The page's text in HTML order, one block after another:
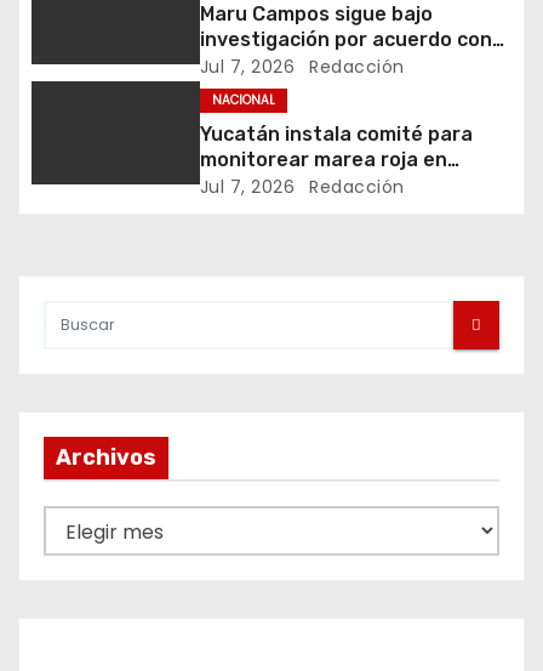
ó
a
d
Maru Campos sigue bajo
investigación por acuerdo con
agencias de EU
Jul 7, 2026 Redacción
NACIONAL
Yucatán instala comité para
monitorear marea roja en
vacaciones
Jul 7, 2026 Redacción
Archivos
r